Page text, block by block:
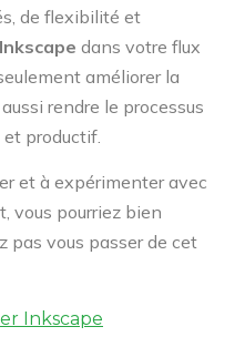
de flexibilité et
Inkscape dans votre flux
améliorer la
rendre le processus
productif.
et à expérimenter avec
vous pourriez bien
pas vous passer de cet
Inkscape